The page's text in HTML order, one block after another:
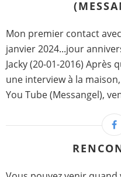
Mon premier contact
janvier 2024...jour
Jacky (20-01-2016)
une interview à la
You Tube (Messangel),